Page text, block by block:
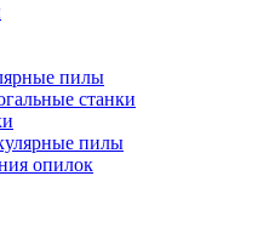
пилы
станки
пилы
опилок